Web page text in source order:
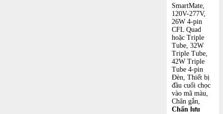
SmartMate,
120V-277V,
26W 4-pin
CFL Quad
hoặc Triple
Tube, 32W
Triple Tube,
42W Triple
Tube 4-pin
Đèn, Thiết bị
đầu cuối chọc
vào mã màu,
Chân gắn,
Chấn lưu